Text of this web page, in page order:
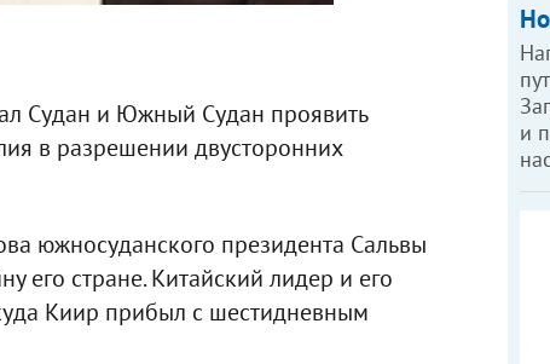
Судан и Южный Судан проявить
в разрешении двусторонних
южносуданского президента Сальвы
его стране. Китайский лидер и его
Киир прибыл с шестидневным
и